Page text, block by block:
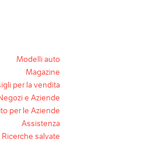
Modelli auto
Magazine
per la vendita
e Aziende
per le Aziende
Assistenza
Ricerche salvate